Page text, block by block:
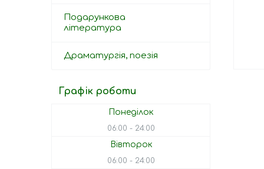
Подарункова
література
Драматургія, поезія
Графік роботи
Понеділок
06:00 24:00
Вівторок
06:00 24:00